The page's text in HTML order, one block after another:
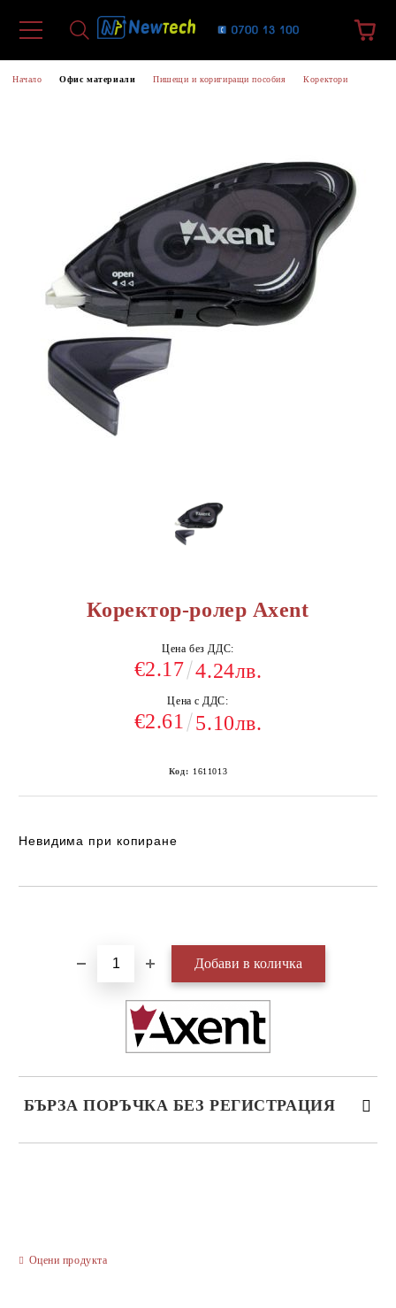
Начало Офис материали Пишещи и коригиращи пособия Коректори
Коректор-ролер Axent
Цена без ДДС:
€2.17 4.24лв.
Цена с ДДС:
€2.61 5.10лв.
Код: 1611013
Невидима при копиране
БЪРЗА ПОРЪЧКА БЕЗ РЕГИСТРАЦИЯ
Оцени продукта